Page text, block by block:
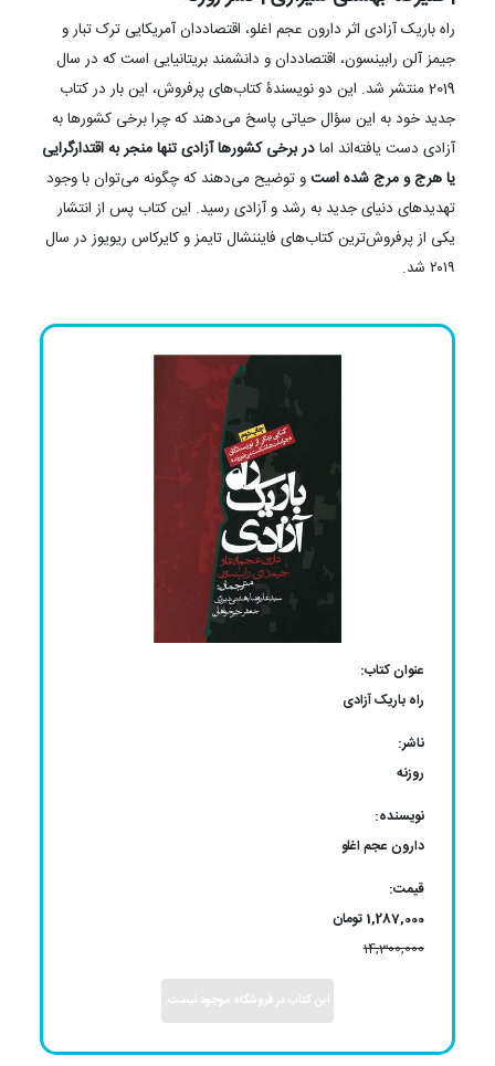
راه باریک آزادی اثر دارون عجم اغلو، اقتصاددان آمریکایی ترک تبار و
جیمز آلن رابینسون، اقتصاددان و دانشمند بریتانیایی است که در سال
2019 منتشر شد. این دو نویسندۀ کتاب‌های پرفروش، این بار در کتاب
جدید خود به این سؤال حیاتی پاسخ می‌دهند که چرا برخی کشورها به
آزادی دست یافته‌اند امادر برخی کشورها آزادی تنها منجر به اقتدارگرایی
یا هرج و مرج شده استو توضیح می‌دهند که چگونه می‌توان با وجود
تهدیدهای دنیای جدید به رشد و آزادی رسید. این کتاب پس از انتشار
یکی از پرفروش‌ترین کتاب‌های فایننشال تایمز و کایرکاس ریویوز در سال
۲۰۱۹ شد.
عنوان کتاب:
راه باریک آزادی
ناشر:
روزنه
نویسنده:
دارون عجم اغلو
قیمت:
1,287,000 تومان
14,300,000
این کتاب در فروشگاه موجود نیست.